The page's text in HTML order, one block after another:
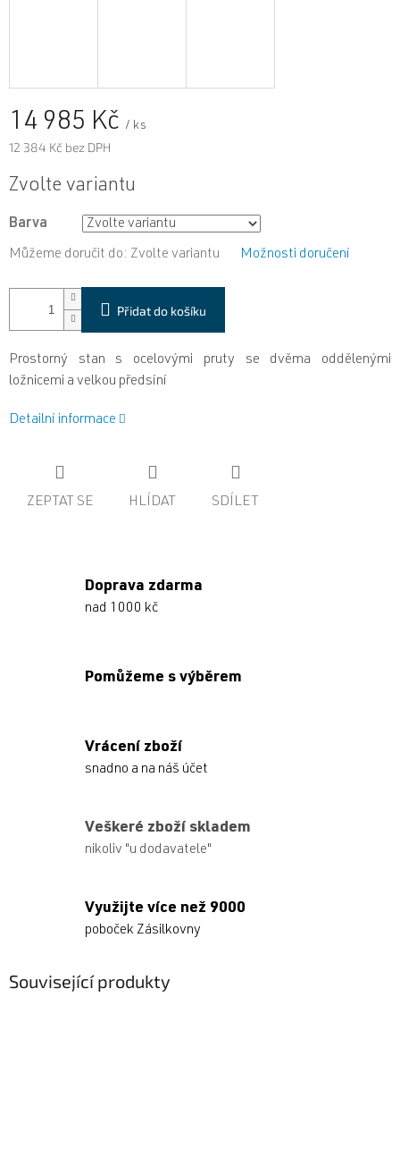
14 985 Kč / ks
12 384 Kč bez DPH
Měrná
Zvolte variantu
Barva
Můžeme doručit do: Zvolte variantu Možnosti doručení
Přidat do košíku
Prostorný stan s ocelovými pruty se dvěma oddělenými
ložnicemi a velkou předsíní
Detailní informace
ZEPTAT SE HLÍDAT SDÍLET
Doprava zdarma
nad 1000 kč
Pomůžeme s výběrem
Vrácení zboží
snadno a na náš účet
Veškeré zboží skladem
nikoliv "u dodavatele"
Využijte více než 9000
poboček Zásilkovny
Související produkty